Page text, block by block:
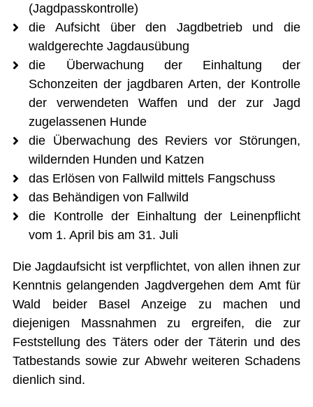
Leben am Bach
Naturgefahrenkarte
Neophytenentsorgung
Öffentliche Energieberatung
Regionale Pilzkontrollstelle
Transitgasleitung
Umwelt
Wiederverwertbare Abfälle
Werkhof
IMMOBILIENANGEBOTE
GEWERBE
STICHWORTVERZEICHNIS
GÄSTEBUCH
LINKS
Startseite
Inhalt
(Jagdpasskontrolle)
die Aufsicht über den Jagdbetrieb und die
waldgerechte Jagdausübung
die Überwachung der Einhaltung der
Schonzeiten der jagdbaren Arten, der Kontrolle
der verwendeten Waffen und der zur Jagd
zugelassenen Hunde
die Überwachung des Reviers vor Störungen,
wildernden Hunden und Katzen
das Erlösen von Fallwild mittels Fangschuss
das Behändigen von Fallwild
die Kontrolle der Einhaltung der Leinenpflicht
vom 1. April bis am 31. Juli
Die Jagdaufsicht ist verpflichtet, von allen ihnen zur
Kenntnis gelangenden Jagdvergehen dem Amt für
Wald beider Basel Anzeige zu machen und
diejenigen Massnahmen zu ergreifen, die zur
Feststellung des Täters oder der Täterin und des
Tatbestands sowie zur Abwehr weiteren Schadens
dienlich sind.